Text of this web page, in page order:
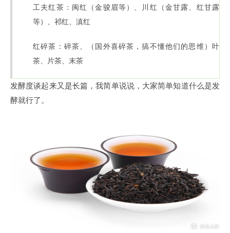
工夫红茶：闽红（金骏眉等）、川红（金甘露、红甘露
等）、祁红、滇红
红碎茶：碎茶、（国外喜碎茶，搞不懂他们的思维）叶
茶、片茶、末茶
发酵度谈起来又是长篇，我简单说说，大家简单知道什么是发
酵就行了。